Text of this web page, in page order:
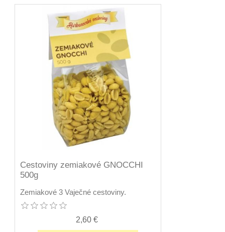
Cestoviny zemiakové GNOCCHI
500g
Zemiakové 3 Vaječné cestoviny.
2,60 €